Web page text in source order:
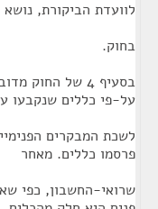
לוועדת הביקורת,
בחוק.
בסעיף 4 של
על-פי כללים שנקבעו
לשכת המבקרים
פרסמו כללים. מאחר
שרואי-החשבון, כפי